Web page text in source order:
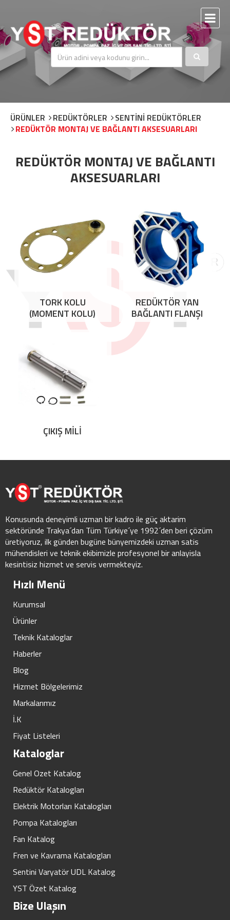
ÜRÜNLER REDÜKTÖRLER
SENTİNİ REDÜKTÖRLER
REDÜKTÖR MONTAJ VE BAĞLANTI AKSESUARLARI
REDÜKTÖR MONTAJ VE BAĞLANTI
AKSESUARLARI
TORK KOLU
(MOMENT KOLU)
REDÜKTÖR YAN
BAĞLANTI FLANŞI
ÇIKIŞ MİLİ
Konusunda deneyimli uzman bir kadro ile güç aktarim
sektöründe Trakya´dan Tüm Türkiye´ye 1992´den beri çözüm
üretiyoruz, ilk günden bugüne bünyemizdeki uzman satis
mühendisleri ve teknik ekibimizle profesyonel bir anlayisla
kesintisiz hizmet ve servis vermekteyiz.
Hızlı Menü
Kurumsal
Ürünler
Teknik Kataloglar
Haberler
Blog
Hizmet Bölgelerimiz
Markalarımız
İ.K
Fiyat Listeleri
Kataloglar
Genel Ozet Katalog
Redüktör Katalogları
Elektrik Motorları Katalogları
Pompa Katalogları
Fan Katalog
Fren ve Kavrama Katalogları
Sentini Varyatör UDL Katalog
YST Özet Katalog
Bize Ulaşın